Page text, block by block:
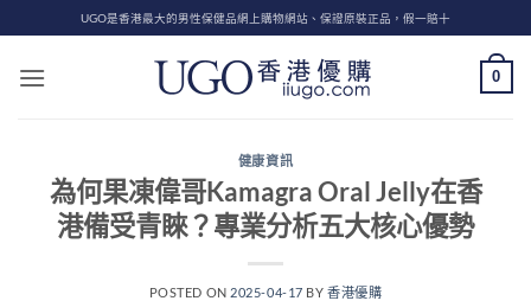
to
content
UGO是香港最大的男性保健品網上購物網站、保證原裝正品，假一賠十
0
健康資訊
為何果凍偉哥Kamagra Oral Jelly在香
港備受青睞？專業分析五大核心優勢
POSTED ON 2025-04-17 BY香港優購